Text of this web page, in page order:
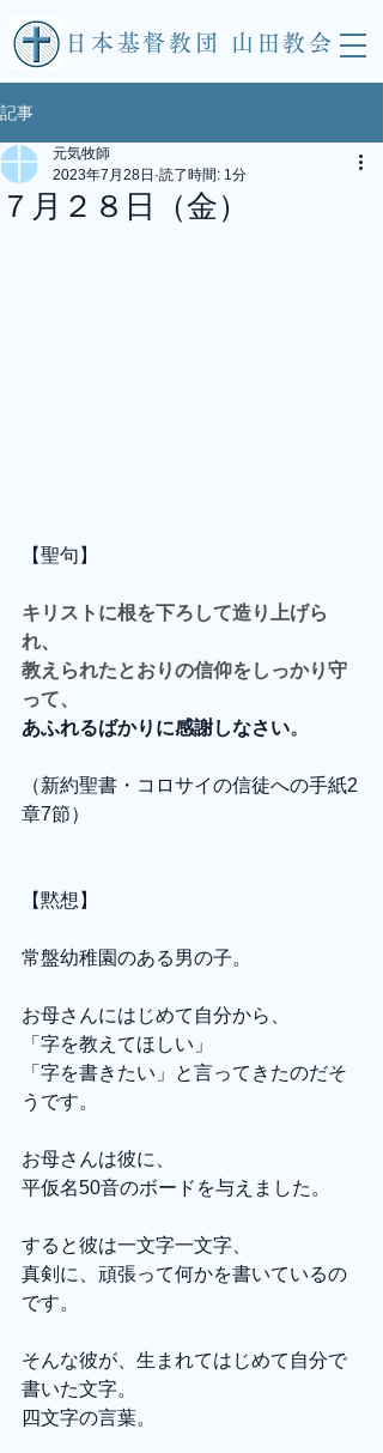
​日本基督教団 山田教会
記事
７月２８日（金）
元気牧師
2023年7月28日 読了時間: 1分
【聖句】
キリストに根を下ろして造り上げら
れ、
教えられたとおりの信仰をしっかり守
って、
あふれるばかりに感謝しなさい。
（新約聖書・コロサイの信徒への手紙2
章7節）
【黙想】
常盤幼稚園のある男の子。
お母さんにはじめて自分から、
「字を教えてほしい」
「字を書きたい」と言ってきたのだそ
うです。
お母さんは彼に、
平仮名50音のボードを与えました。
すると彼は一文字一文字、
真剣に、頑張って何かを書いているの
です。
そんな彼が、生まれてはじめて自分で
書いた文字。
四文字の言葉。